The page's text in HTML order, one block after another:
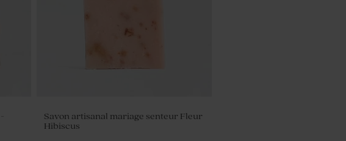
Savon artisanal mariage senteur Fleur
Hibiscus